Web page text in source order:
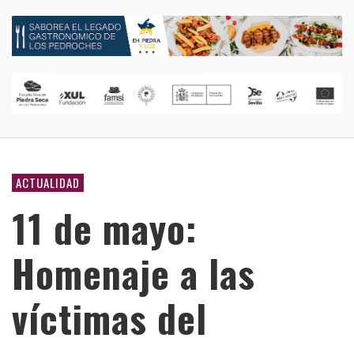
ACTUALIDAD
11 de mayo:
Homenaje a las
víctimas del